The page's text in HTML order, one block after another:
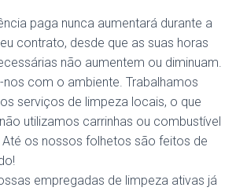
paga nunca aumentará durante a
contrato, desde que as suas horas
não aumentem ou diminuam.
com o ambiente. Trabalhamos
serviços de limpeza locais, o que
utilizamos carrinhas ou combustível
os nossos folhetos são feitos de
empregadas de limpeza ativas já